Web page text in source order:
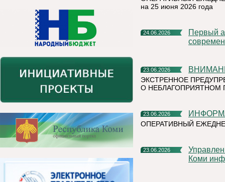
на 25 июня 2026 года
24.06.2026
Первый алюминиевый завод РУСАЛа полностью перешел на
23.06.2026
ЭКСТРЕННОЕ
О НЕБЛАГОПРИЯТНОМ
23.06.2026
ОПЕРАТИВНЫЙ
23.06.2026
Управление Федеральной налоговой службы по Республике
Коми